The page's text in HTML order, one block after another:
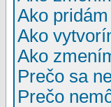
Ako
Ako
Ako
Prečo sa
Prečo